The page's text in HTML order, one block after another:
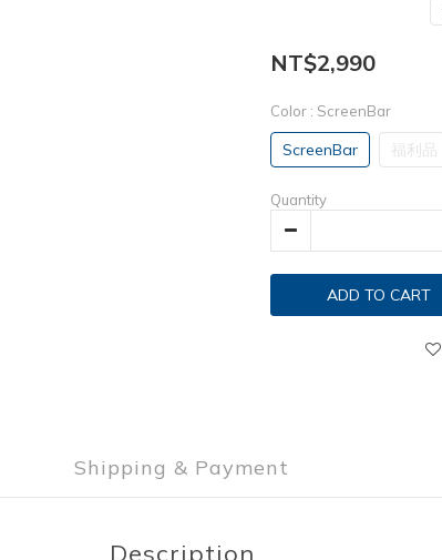
NT$2,990
Color : ScreenBar
ScreenBar 福利品
Quantity
ADD TO CART
Shipping & Payment
Description